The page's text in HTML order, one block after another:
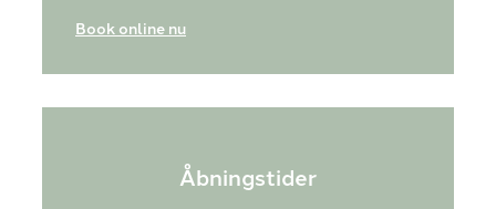
Book online nu
Åbningstider